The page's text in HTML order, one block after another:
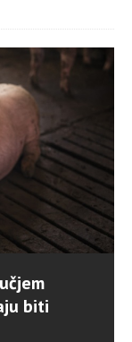
biti